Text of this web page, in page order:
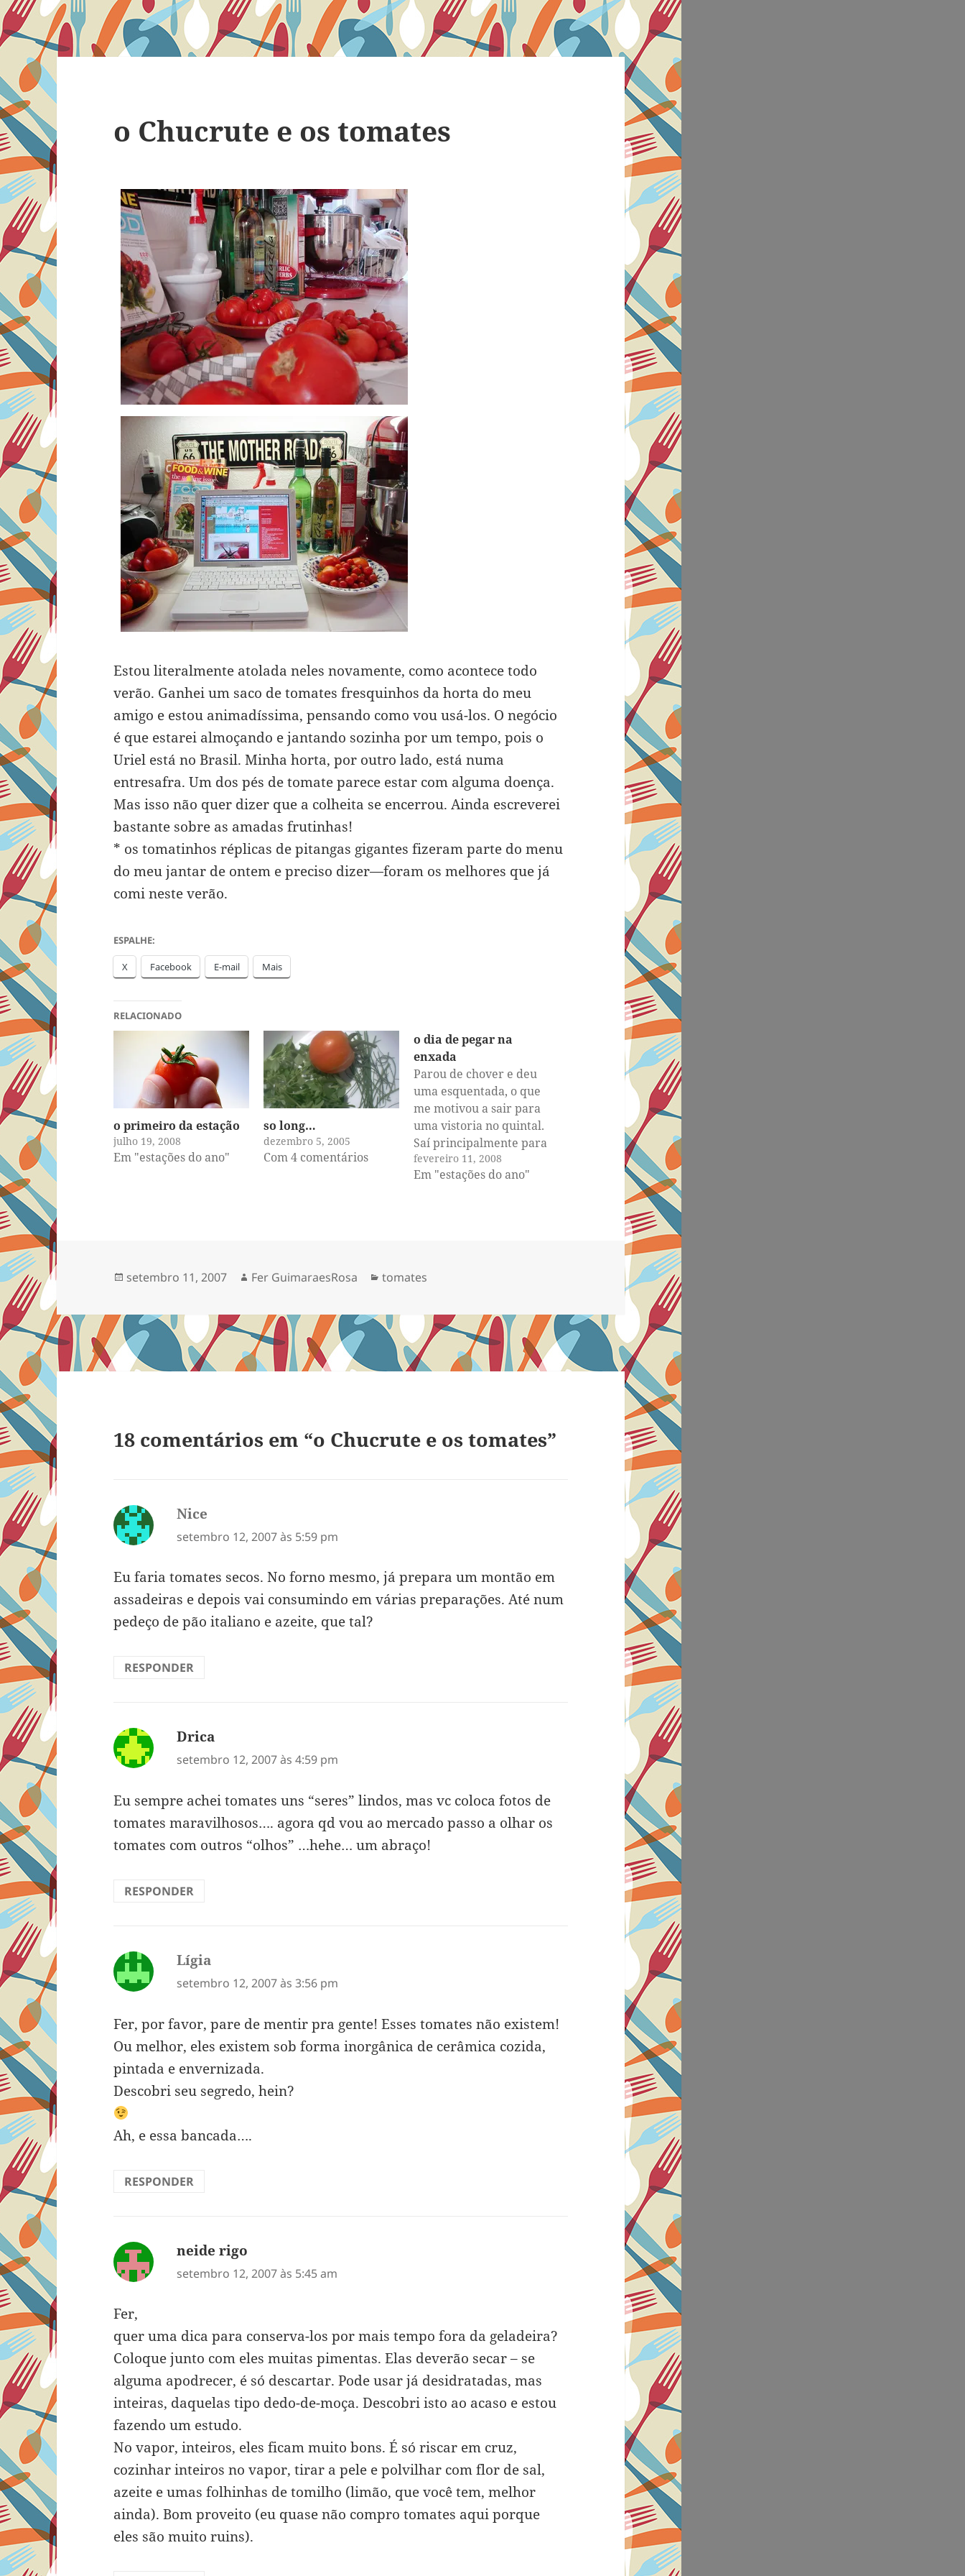
o Chucrute e os tomates
Estou literalmente atolada neles novamente, como acontece todo
verão. Ganhei um saco de tomates fresquinhos da horta do meu
amigo e estou animadíssima, pensando como vou usá-los. O negócio
é que estarei almoçando e jantando sozinha por um tempo, pois o
Uriel está no Brasil. Minha horta, por outro lado, está numa
entresafra. Um dos pés de tomate parece estar com alguma doença.
Mas isso não quer dizer que a colheita se encerrou. Ainda escreverei
bastante sobre as amadas frutinhas!
* os tomatinhos réplicas de pitangas gigantes fizeram parte do menu
do meu jantar de ontem e preciso dizer—foram os melhores que já
comi neste verão.
ESPALHE:
X Facebook E-mail Mais
RELACIONADO
o primeiro da estação
julho 19, 2008
Em "estações do ano"
so long…
dezembro 5, 2005
Com 4 comentários
o dia de pegar na
enxada
Parou de chover e deu
uma esquentada, o que
me motivou a sair para
uma vistoria no quintal.
Saí principalmente para
checar o estado da
horta. Duas horas
cairam da minha…
fevereiro 11, 2008
Em "estações do ano"
Publicado
setembro 11, 2007 Autor
Fer GuimaraesRosa Categorias
tomates
18 comentários em “o Chucrute e os tomates”
Nice
setembro 12, 2007 às 5:59 pm
Eu faria tomates secos. No forno mesmo, já prepara um montão em
assadeiras e depois vai consumindo em várias preparações. Até num
pedeço de pão italiano e azeite, que tal?
RESPONDER
Drica
setembro 12, 2007 às 4:59 pm
Eu sempre achei tomates uns “seres” lindos, mas vc coloca fotos de
tomates maravilhosos…. agora qd vou ao mercado passo a olhar os
tomates com outros “olhos” …hehe… um abraço!
RESPONDER
Lígia
setembro 12, 2007 às 3:56 pm
Fer, por favor, pare de mentir pra gente! Esses tomates não existem!
Ou melhor, eles existem sob forma inorgânica de cerâmica cozida,
pintada e envernizada.
Descobri seu segredo, hein?
Ah, e essa bancada….
RESPONDER
neide rigo
setembro 12, 2007 às 5:45 am
Fer,
quer uma dica para conserva-los por mais tempo fora da geladeira?
Coloque junto com eles muitas pimentas. Elas deverão secar – se
alguma apodrecer, é só descartar. Pode usar já desidratadas, mas
inteiras, daquelas tipo dedo-de-moça. Descobri isto ao acaso e estou
fazendo um estudo.
No vapor, inteiros, eles ficam muito bons. É só riscar em cruz,
cozinhar inteiros no vapor, tirar a pele e polvilhar com flor de sal,
azeite e umas folhinhas de tomilho (limão, que você tem, melhor
ainda). Bom proveito (eu quase não compro tomates aqui porque
eles são muito ruins).